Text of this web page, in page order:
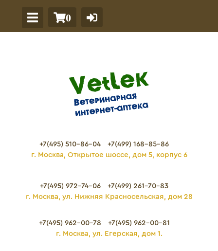
0
+7(495) 510-86-04
+7(499) 168-85-86
г. Москва, Открытое шоссе, дом 5, корпус 6
+7(495) 972-74-06
+7(499) 261-70-83
г. Москва, ул. Нижняя Красносельская, дом 28
+7(495) 962-00-78
+7(495) 962-00-81
г. Москва, ул. Егерская, дом 1.